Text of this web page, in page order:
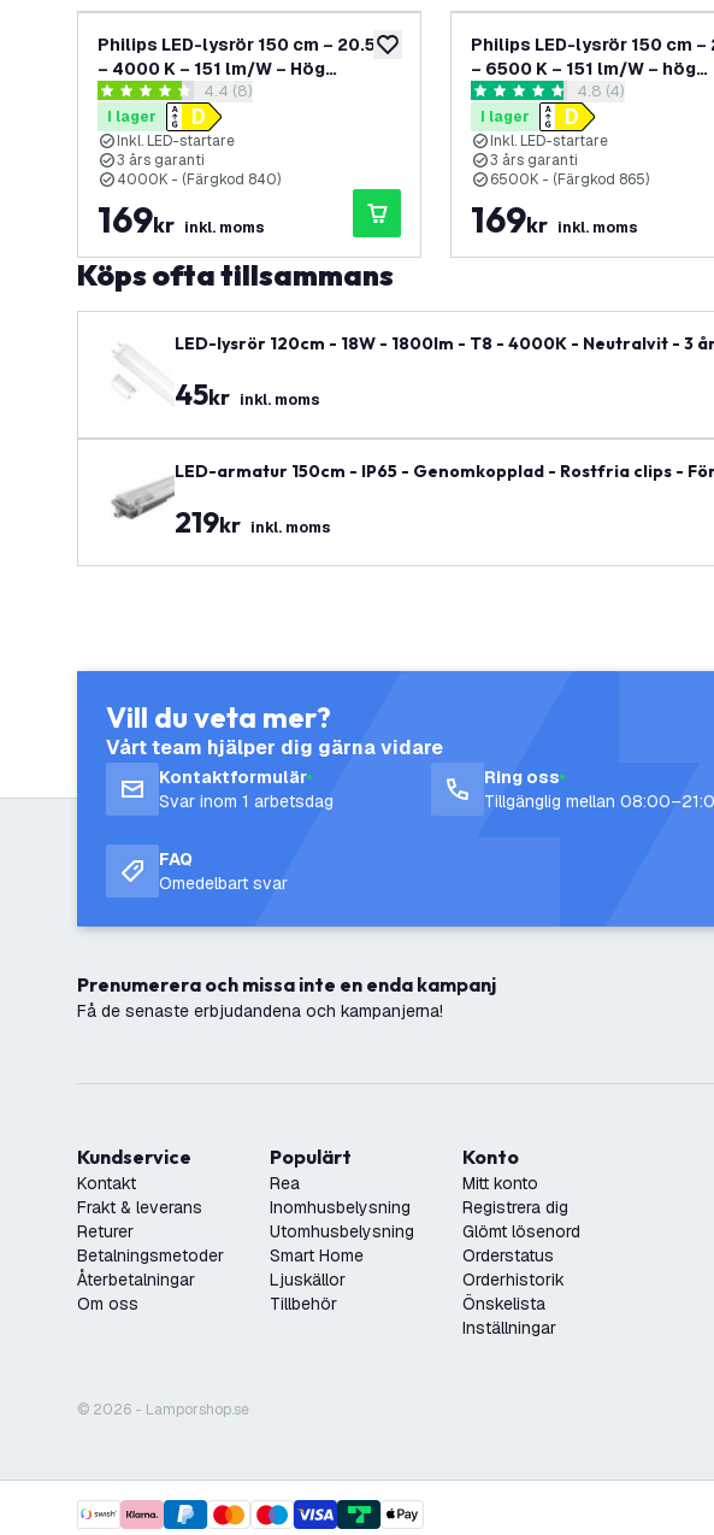
Philips LED lysrör 150 cm – 20.5 W – 3000 K – 141 lm/W – Hög
Leveranstid: 2–5 arbetsdagar
lägg till i önskelistan
Philips LED-lysrör 150 cm – 20.5 W
– 4000 K – 151 lm/W – Hög
effektivitetöppna recensionspanel
4.4 stjärnbetyg4.4 (8)
I lager
Inkl. LED-startare
3 års garanti
4000K - (Färgkod 840)
169kr inkl. moms
Philips LED-lysrör 150 cm –
– 6500 K – 151 lm/W – hög
effektivitetöppna
4.8 stjärnbetyg4.8 (4)
I lager
Inkl. LED-startare
3 års garanti
6500K - (Färgkod 865)
169kr inkl. moms
Köps ofta tillsammans
LED-lysrör 120cm - 18W - 1800lm - T8 - 4000K - Neutralvit - 3
45kr inkl. moms
LED-armatur 150cm - IP65 - Genomkopplad - Rostfria clips -
219kr inkl. moms
Vill du veta mer?
Vårt team hjälper dig gärna vidare
Kontaktformulär
Svar inom 1 arbetsdag
Ring oss
Tillgänglig mellan
FAQ
Omedelbart svar
Prenumerera och missa inte en enda kampanj
Få de senaste erbjudandena och kampanjerna!
Kundservice
Kontakt
Frakt & leverans
Returer
Betalningsmetoder
Återbetalningar
Om oss
Populärt
Rea
Inomhusbelysning
Utomhusbelysning
Smart Home
Ljuskällor
Tillbehör
Konto
Mitt konto
Registrera dig
Glömt lösenord
Orderstatus
Orderhistorik
Önskelista
Inställningar
© 2026 - Lamporshop.se
payment methods